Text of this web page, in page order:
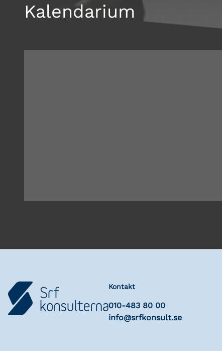
Kalendarium
Kontakt
010-483 80 00
info@srfkonsult.se